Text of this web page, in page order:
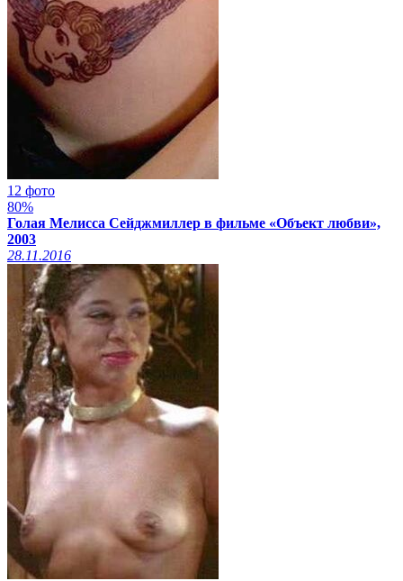
12 фото
80%
Голая Мелисса Сейджмиллер в фильме «Объект любви»,
2003
28.11.2016